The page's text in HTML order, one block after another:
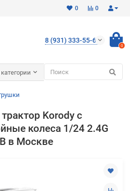
0
0
8 (931) 333-55-65
0
Korody с
колеса 1/24 2.4G
в Москве